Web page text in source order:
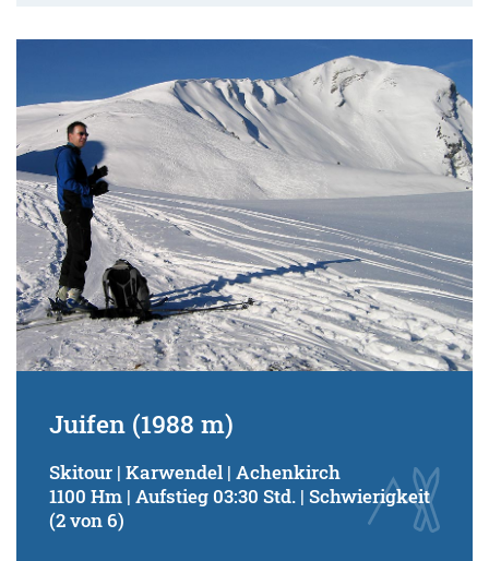
Juifen (1988 m)
Skitour | Karwendel | Achenkirch
1100 Hm | Aufstieg 03:30 Std. | Schwierigkeit
(2 von 6)